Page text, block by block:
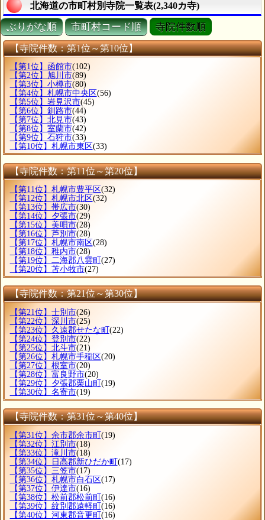
北海道の市町村別寺院一覧表(2,340カ寺)
ぶりがな順 市町村コード順 寺院件数順
【寺院件数：第1位～第10位】
【第1位】函館市(102)
【第2位】旭川市(89)
【第3位】小樽市(80)
【第4位】札幌市中央区(56)
【第5位】岩見沢市(45)
【第6位】釧路市(44)
【第7位】北見市(43)
【第8位】室蘭市(42)
【第9位】石狩市(33)
【第10位】札幌市東区(33)
【寺院件数：第11位～第20位】
【第11位】札幌市豊平区(32)
【第12位】札幌市北区(32)
【第13位】帯広市(30)
【第14位】夕張市(29)
【第15位】美唄市(28)
【第16位】芦別市(28)
【第17位】札幌市南区(28)
【第18位】稚内市(28)
【第19位】二海郡八雲町 (27)
【第20位】苫小牧市(27)
【寺院件数：第21位～第30位】
【第21位】士別市(26)
【第22位】深川市(25)
【第23位】久遠郡せたな町 (22)
【第24位】登別市(22)
【第25位】北斗市(21)
【第26位】札幌市手稲区(20)
【第27位】根室市(20)
【第28位】富良野市(20)
【第29位】夕張郡栗山町 (19)
【第30位】名寄市(19)
【寺院件数：第31位～第40位】
【第31位】余市郡余市町(19)
【第32位】江別市(18)
【第33位】滝川市(18)
【第34位】日高郡新ひだか町(17)
【第35位】三笠市(17)
【第36位】札幌市白石区(17)
【第37位】伊達市(16)
【第38位】松前郡松前町(16)
【第39位】紋別郡遠軽町(16)
【第40位】河東郡音更町(16)